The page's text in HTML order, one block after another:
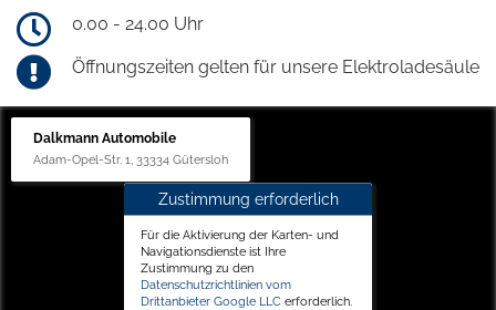
0.00 - 24.00 Uhr
Öffnungszeiten gelten für unsere Elektroladesäule
Dalkmann Automobile
Adam-Opel-Str. 1, 33334 Gütersloh
Zustimmung erforderlich
Für die Aktivierung der Karten- und
Navigationsdienste ist Ihre
Zustimmung zu den
Datenschutzrichtlinien vom
Drittanbieter Google LLC erforderlich.